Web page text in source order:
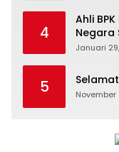
4
Ahli
Negara
Januari
5 November